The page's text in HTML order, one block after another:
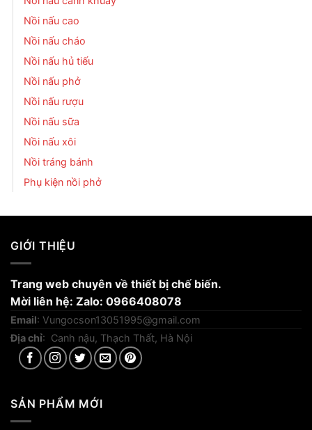
Nồi nấu cao
Nồi nấu cháo
Nồi nấu hủ tiếu
Nồi nấu phở
Nồi nấu rượu
Nồi nấu sữa
Nồi nấu xôi
Nồi tráng bánh
Phụ kiện nồi phở
GIỚI THIỆU
Trang web chuyên về thiết bị chế biến.
Mời liên hệ: Zalo: 0966408078
Email: Vungocson13051995@gmail.com
Địa chỉ: Canh nậu, Thạch Thất, Hà Nội
SẢN PHẨM MỚI